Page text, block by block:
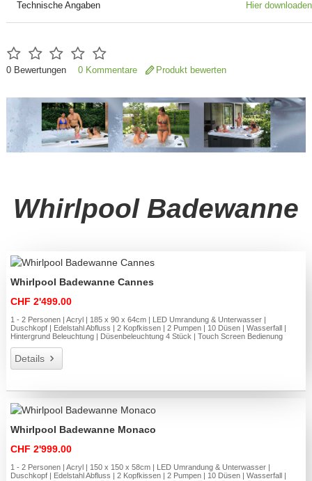
Technische Angaben Hier downloaden
0Bewertungen 0 Kommentare Produkt bewerten
Whirlpool Badewanne
Whirlpool Badewanne Cannes
CHF 2'499.00
1 - 2 Personen | Acryl | 185 x 90 x 64cm | LED Umrandung & Unterwasser |
Duschkopf | Edelstahl Abfluss | 2 Kopfkissen | 2 Pumpen | 10 Düsen | Wasserfall |
Hintergrund Beleuchtung | Düsenbeleuchtung 4 Stück | Touch Screen Bedienung
Details
Whirlpool Badewanne Monaco
CHF 2'999.00
1 - 2 Personen | Acryl | 150 x 150 x 58cm | LED Umrandung & Unterwasser |
Duschkopf | Edelstahl Abfluss | 2 Kopfkissen | 2 Pumpen | 10 Düsen | Wasserfall |